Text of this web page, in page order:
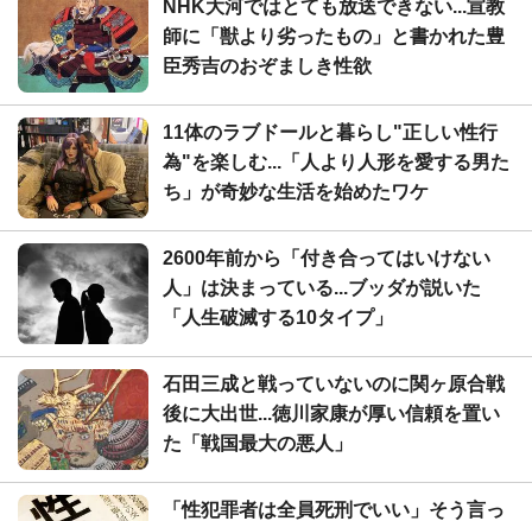
NHK大河ではとても放送できない...宣教
師に「獣より劣ったもの」と書かれた豊
臣秀吉のおぞましき性欲
11体のラブドールと暮らし"正しい性行
為"を楽しむ...「人より人形を愛する男た
ち」が奇妙な生活を始めたワケ
2600年前から「付き合ってはいけない
人」は決まっている...ブッダが説いた
「人生破滅する10タイプ」
石田三成と戦っていないのに関ヶ原合戦
後に大出世...徳川家康が厚い信頼を置い
た「戦国最大の悪人」
「性犯罪者は全員死刑でいい」そう言っ